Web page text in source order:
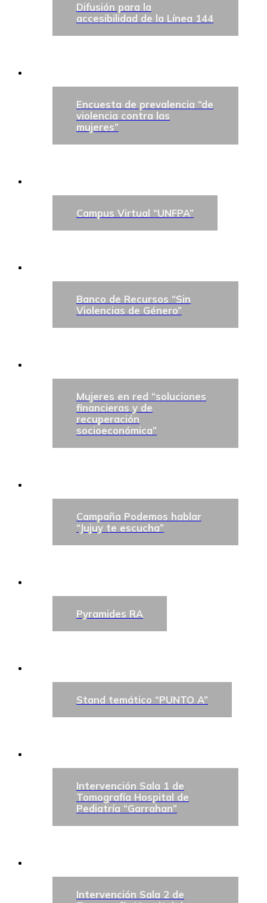
Difusión para la
accesibilidad de la Línea 144
Encuesta de prevalencia “de
violencia contra las
mujeres”
Campus Virtual “UNFPA”
Banco de Recursos “Sin
Violencias de Género”
Mujeres en red “soluciones
financieras y de
recuperación
socioeconómica”
Campaña Podemos hablar
“Jujuy te escucha”
Pyramides RA
Stand temático “PUNTO A”
Intervención Sala 1 de
Tomografía Hospital de
Pediatría “Garrahan”
Intervención Sala 2 de